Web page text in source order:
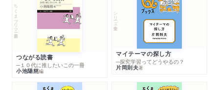
ちくまプリマー新書
つながる読書
─１０代に推したいこの一冊
小池陽慈編
シリーズ・全集
マイテーマの探し方
─探究学習ってどうやるの？
片岡則夫著